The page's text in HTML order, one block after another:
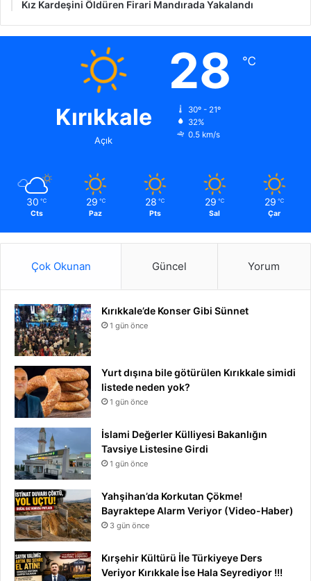
Kız Kardeşini Öldüren Firari Mandırada Yakalandı
Kırıkkale
Açık
28 ℃
30º - 21º
32%
0.5 km/s
30 ℃
Cts
29 ℃
Paz
28 ℃
Pts
29 ℃
Sal
29 ℃
Çar
Çok Okunan Güncel Yorum
Kırıkkale’de Konser Gibi Sünnet
1 gün önce
Yurt dışına bile götürülen Kırıkkale simidi
listede neden yok?
1 gün önce
İslami Değerler Külliyesi Bakanlığın
Tavsiye Listesine Girdi
1 gün önce
Yahşihan’da Korkutan Çökme!
Bayraktepe Alarm Veriyor (Video-Haber)
3 gün önce
Kırşehir Kültürü İle Türkiyeye Ders
Veriyor Kırıkkale İse Hala Seyrediyor !!!